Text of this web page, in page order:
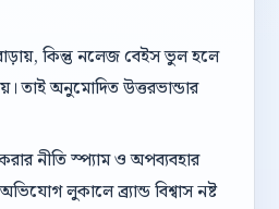
কিন্তু নলেজ বেইস ভুল হলে
তাই অনুমোদিত উত্তরভান্ডার
নীতি স্প্যাম ও অপব্যবহার
লুকালে ব্র্যান্ড বিশ্বাস নষ্ট